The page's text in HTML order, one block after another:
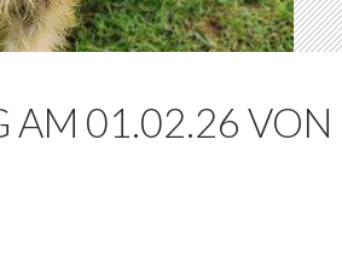
AM 01.02.26